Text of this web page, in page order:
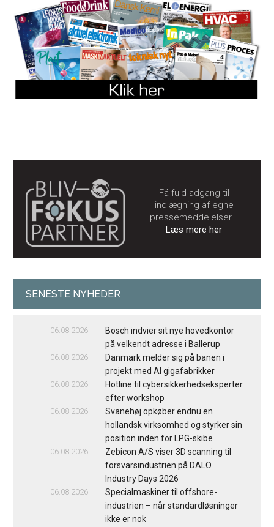
Få fuld adgang til
indlægning af egne
pressemeddelelser...
Læs mere her
SENESTE NYHEDER
06.08.2026
Bosch indvier sit nye hovedkontor
på velkendt adresse i Ballerup
06.08.2026
Danmark melder sig på banen i
projekt med AI gigafabrikker
06.08.2026
Hotline til cybersikkerhedseksperter
efter workshop
06.08.2026
Svanehøj opkøber endnu en
hollandsk virksomhed og styrker sin
position inden for LPG-skibe
06.08.2026
Zebicon A/S viser 3D scanning til
forsvarsindustrien på DALO
Industry Days 2026
06.08.2026
Specialmaskiner til offshore-
industrien – når standardløsninger
ikke er nok